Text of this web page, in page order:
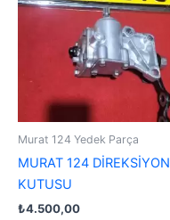
Murat 124 Yedek Parça
MURAT 124 DİREKSİYON
KUTUSU
₺4.500,00